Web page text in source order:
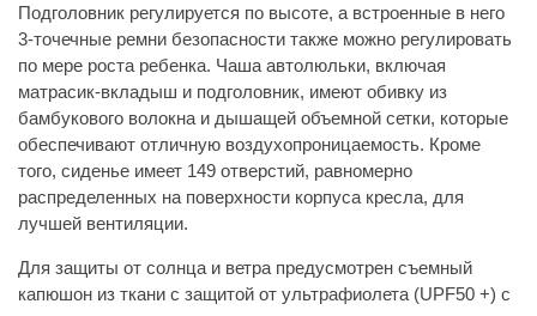
Подголовник регулируется по высоте, а встроенные в него
3-точечные ремни безопасности также можно регулировать
по мере роста ребенка. Чаша автолюльки, включая
матрасик-вкладыш и подголовник, имеют обивку из
бамбукового волокна и дышащей объемной сетки, которые
обеспечивают отличную воздухопроницаемость. Кроме
того, сиденье имеет 149 отверстий, равномерно
распределенных на поверхности корпуса кресла, для
лучшей вентиляции.
Для защиты от солнца и ветра предусмотрен съемный
капюшон из ткани с защитой от ультрафиолета (UPF50 +) с